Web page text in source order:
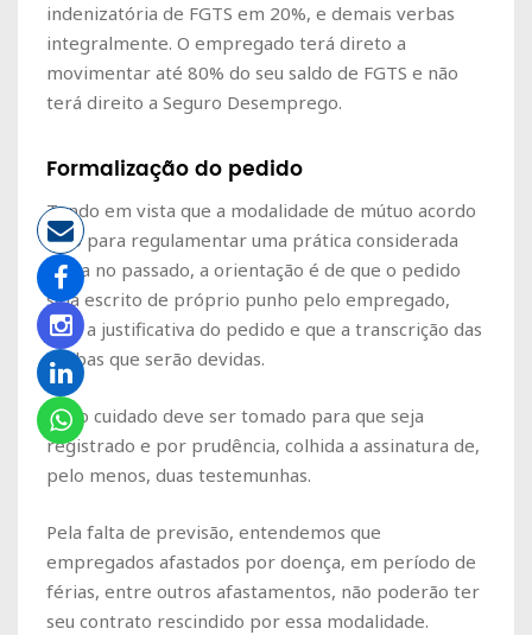
indenizatória de FGTS em 20%, e demais verbas
integralmente. O empregado terá direto a
movimentar até 80% do seu saldo de FGTS e não
terá direito a Seguro Desemprego.
Formalização do pedido
Tendo em vista que a modalidade de mútuo acordo
veio para regulamentar uma prática considerada
ilícita no passado, a orientação é de que o pedido
seja escrito de próprio punho pelo empregado,
com a justificativa do pedido e que a transcrição das
verbas que serão devidas.
Todo cuidado deve ser tomado para que seja
registrado e por prudência, colhida a assinatura de,
pelo menos, duas testemunhas.
Pela falta de previsão, entendemos que
empregados afastados por doença, em período de
férias, entre outros afastamentos, não poderão ter
seu contrato rescindido por essa modalidade.